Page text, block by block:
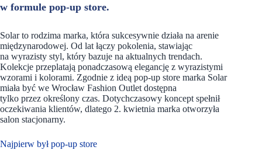
w formule pop-up store.
Solar to rodzima marka, która sukcesywnie działa na arenie
międzynarodowej. Od lat łączy pokolenia, stawiając
na wyrazisty styl, który bazuje na aktualnych trendach.
Kolekcje przeplatają ponadczasową elegancję z wyrazistymi
wzorami i kolorami. Zgodnie z ideą pop-up store marka Solar
miała być we Wrocław Fashion Outlet dostępna
tylko przez określony czas. Dotychczasowy koncept spełnił
oczekiwania klientów, dlatego 2. kwietnia marka otworzyła
salon stacjonarny.
Najpierw był pop-up store